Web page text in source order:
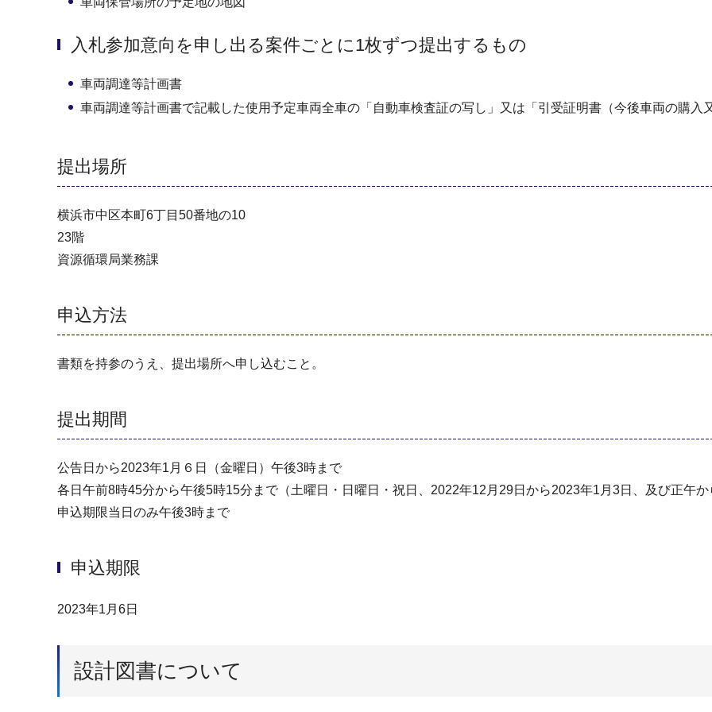
入札参加意向を申し出る案件ごとに1枚ずつ提出するもの
車両調達等計画書
車両調達等計画書で記載した使用予定車両全車の「自動車検査証の写し」又は「引受証明書（今後車両の購入
提出場所
横浜市中区本町6丁目50番地の10
23階
資源循環局業務課
申込方法
書類を持参のうえ、提出場所へ申し込むこと。
提出期間
公告日から2023年1月６日（金曜日）午後3時まで
各日午前8時45分から午後5時15分まで（⼟曜日・⽇曜日・祝⽇、2022年12⽉29⽇から2023年1⽉3⽇、及び正午か
申込期限当日のみ午後3時まで
申込期限
2023年1月6日
設計図書について